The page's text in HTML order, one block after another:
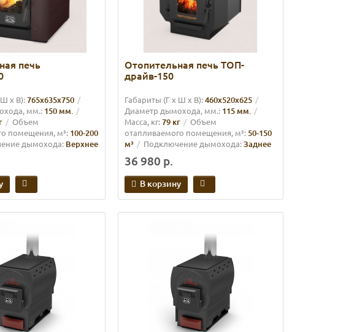
печь
х В):765х635х750
мм.: 150 мм.
Объем
помещения, м³: 100-200
дымохода: Верхнее
Отопительная печь ТОП-
драйв-150
Габариты (Г х Ш х В):460х520х625
Диаметр дымохода, мм.: 115 мм.
Масса, кг:79 кг
Объем
отапливаемого помещения, м³:50-150
м³
Подключение дымохода:Заднее
36 980 р.
В корзину